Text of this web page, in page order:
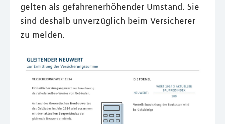
gelten als gefahrenerhöhender Umstand. Sie
sind deshalb unverzüglich beim Versicherer
zu melden.